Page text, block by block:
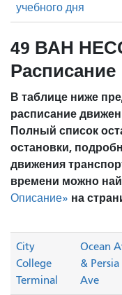
учебного дня
49 ВАН
Расписание
В таблице ниже
расписание
Полный список
остановки,
движения
времени можно
Описание» на
City
College
Terminal
Ocean
& Persia
Ave